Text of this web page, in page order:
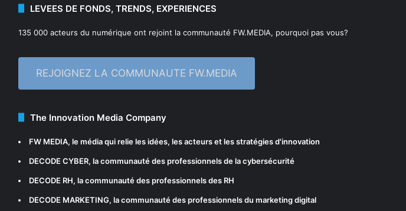
LEVEES DE FONDS, TRENDS, EXPERIENCES
135 000 acteurs du numérique ont rejoint la communauté FW.MEDIA, pourquoi pas vous?
REJOIGNEZ LA COMMUNAUTE FW.MEDIA
The Innovation Media Company
FW MEDIA, le média qui relie les idées, les acteurs et les stratégies d'innovation
DECODE CYBER, la communauté des professionnels de la cybersécurité
DECODE RH, la communauté des professionnels des RH
DECODE MARKETING, la communauté des professionnels du marketing digital